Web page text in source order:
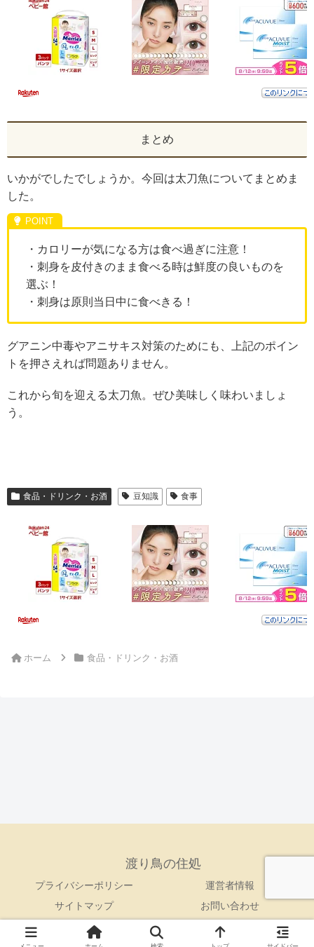
まとめ
いかがでしたでしょうか。今回は太刀魚についてまとめま
した。
・カロリーが気になる方は食べ過ぎに注意！
・刺身を皮付きのまま食べる時は鮮度の良いものを
選ぶ！
・刺身は原則当日中に食べきる！
グアニン中毒やアニサキス対策のためにも、上記のポイン
トを押さえれば問題ありません。
これから旬を迎える太刀魚。ぜひ美味しく味わいましょ
う。
食品・ドリンク・お酒 豆知識 食事
ホーム 食品・ドリンク・お酒
渡り鳥の住処
プライバシーポリシー
運営者情報
サイトマップ
お問い合わせ
© 2017-2026 渡り鳥の住処.